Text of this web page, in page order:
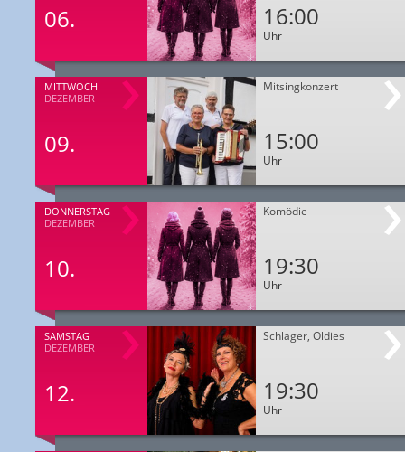
06. 16:00
Uhr
MITTWOCH
DEZEMBER
09.
Mitsingkonzert
15:00
Uhr
DONNERSTAG
DEZEMBER
10.
Komödie
19:30
Uhr
SAMSTAG
DEZEMBER
12.
Schlager, Oldies
19:30
Uhr